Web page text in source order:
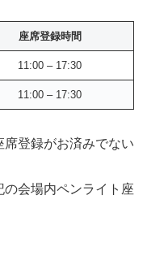
座席登録時間
11:00 – 17:30
11:00 – 17:30
席登録がお済みでない
会場内ペンライト座